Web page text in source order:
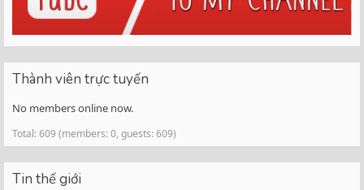
Thành viên trực tuyến
No members online now.
Total: 609 (members: 0, guests: 609)
Tin thế giới